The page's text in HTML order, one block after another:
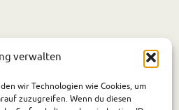
verwalten
wir Technologien wie Cookies, um
zuzugreifen. Wenn du diesen